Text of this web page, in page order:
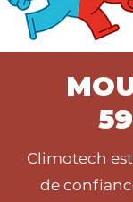
Climotech
de